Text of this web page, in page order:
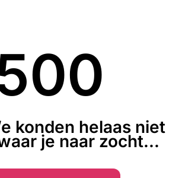
500
konden helaas niet
je naar zocht...